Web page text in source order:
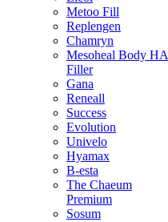
Metoo Fill
Replengen
Chamryn
Mesoheal Body HA
Filler
Gana
Reneall
Success
Evolution
Univelo
Hyamax
B-esta
The Chaeum
Premium
Sosum